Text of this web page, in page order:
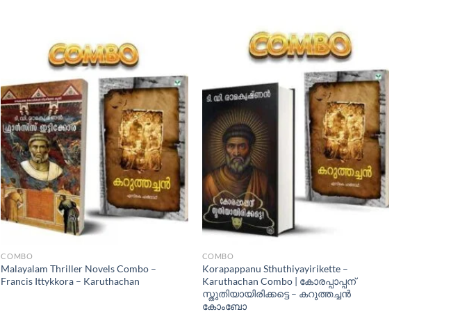
COMBO
Malayalam Thriller Novels Combo –
Francis Ittykkora – Karuthachan
COMBO
Korapappanu Sthuthiyayirikette –
Karuthachan Combo | കോരപ്പാപ്പന്
സ്തുതിയായിരിക്കട്ടെ – കറുത്തച്ചന്‍
കോംബോ